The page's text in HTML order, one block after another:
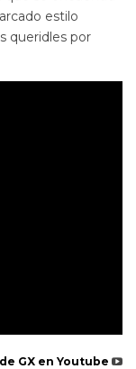
estilo
queridles por
GX en Youtube